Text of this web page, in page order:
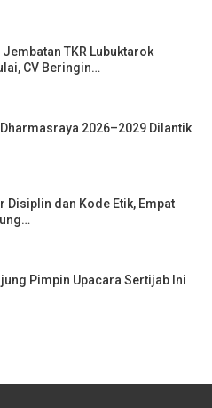
TKR Lubuktarok
CV Beringin…
2026–2029 Dilantik
Disiplin dan Kode Etik, Empat
Pimpin Upacara Sertijab Ini